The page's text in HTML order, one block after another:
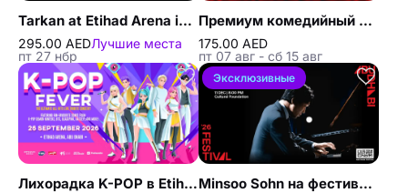
Tarkan at Etihad Arena in Abu Dhabi
295.00 AEDЛучшие места
пт 27 нбр
Премиум комедийный клуб The Laughter Factory «Тур август 2026»
175.00 AED
пт 07 авг - сб 15 авг
Лихорадка K-POP в Etihad Arena в Абу-Даби
Эксклюзивные
Minsoo Sohn на фестивале Абу-Даби 2026